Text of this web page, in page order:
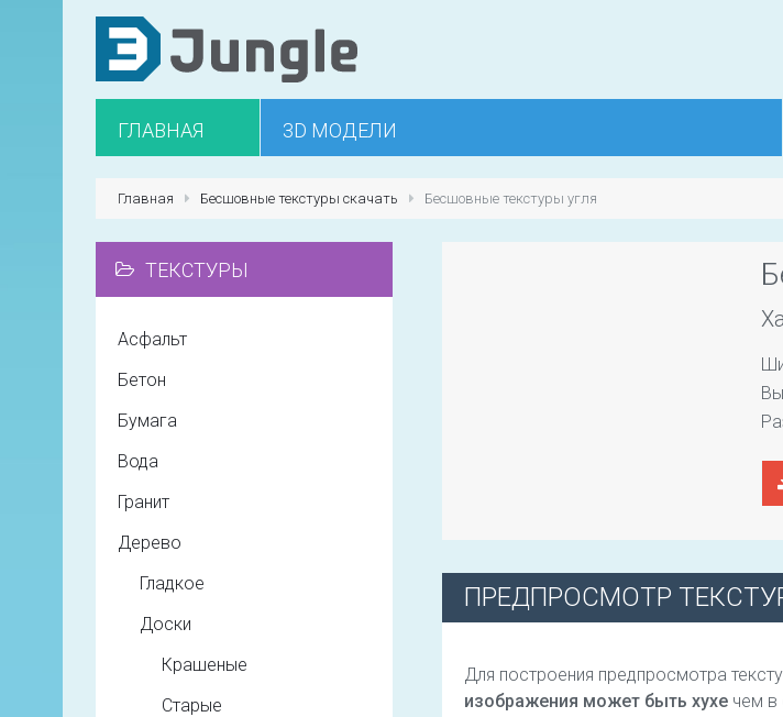
ГЛАВНАЯ 3D МОДЕЛИ
Главная Бесшовные текстуры скачать Бесшовные текстуры угля
ПРЕДПРОСМОТР
Для построения предпросмотра
изображения может быть хухе чем в
ТЕКСТУРЫ
Асфальт
Бетон
Бумага
Вода
Гранит
Дерево
Гладкое
Доски
Крашеные
Старые